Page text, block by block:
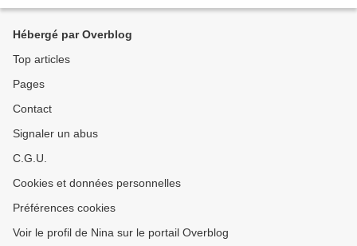
Hébergé par Overblog
Top articles
Pages
Contact
Signaler un abus
C.G.U.
Cookies et données personnelles
Préférences cookies
Voir le profil de Nina sur le portail Overblog